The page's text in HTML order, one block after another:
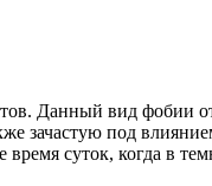
Данный вид фобии
зачастую под
время суток, когда в